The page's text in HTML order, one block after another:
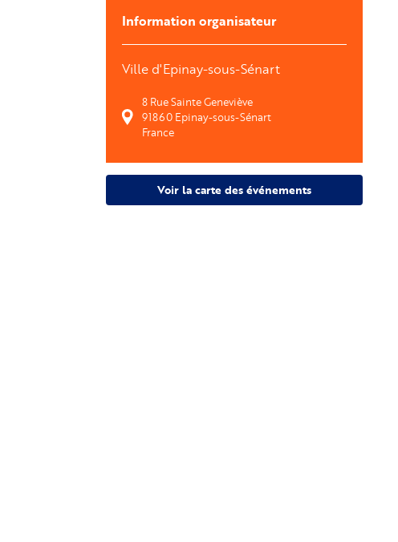
Information organisateur
Ville d'Epinay-sous-Sénart
8 Rue Sainte Geneviève
91860 Epinay-sous-Sénart
France
Voir la carte des événements